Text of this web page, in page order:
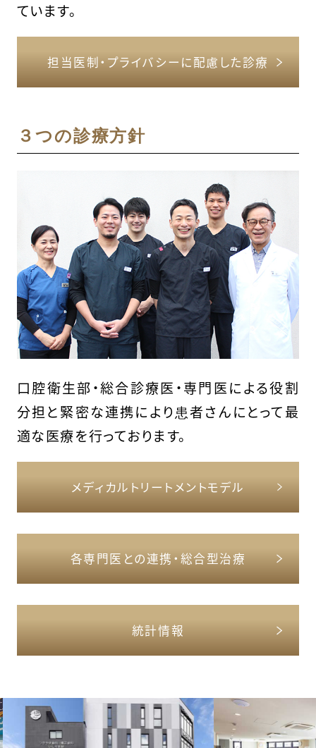
ています。
担当医制・プライバシーに配慮した診療
３つの診療方針
口腔衛生部・総合診療医・専門医による役割
分担と緊密な連携により患者さんにとって最
適な医療を行っております。
メディカルトリートメントモデル
各専門医との連携・総合型治療
統計情報